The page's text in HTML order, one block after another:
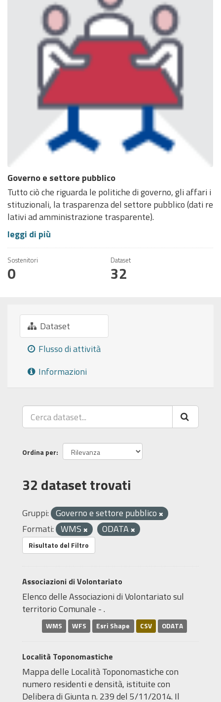
Governo e settore pubblico
Tutto ciò che riguarda le politiche di governo, gli affari i
stituzionali, la trasparenza del settore pubblico (dati re
lativi ad amministrazione trasparente).
leggi di più
Sostenitori
0
Dataset
32
Dataset
Flusso di attività
Informazioni
Ordina per
32 dataset trovati
Gruppi: Governo e settore pubblico
Formati: WMS ODATA
Risultato del Filtro
Associazioni di Volontariato
Elenco delle Associazioni di Volontariato sul
territorio Comunale - .
WMS WFS Esri Shape CSV ODATA
Località Toponomastiche
Mappa delle Località Toponomastiche con
numero residenti e densità, istituite con
Delibera di Giunta n. 239 del 5/11/2014. Il